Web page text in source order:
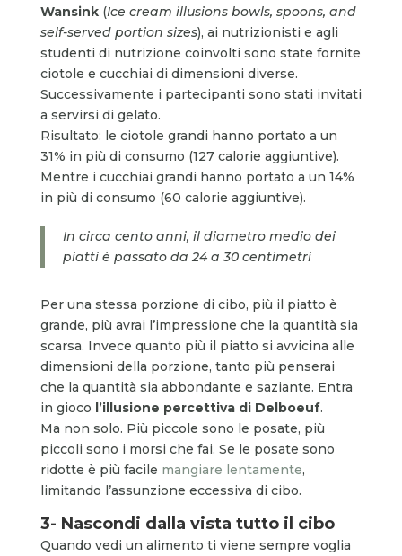
Wansink (Ice cream illusions bowls, spoons, and
self-served portion sizes), ai nutrizionisti e agli
studenti di nutrizione coinvolti sono state fornite
ciotole e cucchiai di dimensioni diverse.
Successivamente i partecipanti sono stati invitati
a servirsi di gelato.
Risultato: le ciotole grandi hanno portato a un
31% in più di consumo (127 calorie aggiuntive).
Mentre i cucchiai grandi hanno portato a un 14%
in più di consumo (60 calorie aggiuntive).
In circa cento anni, il diametro medio dei
piatti è passato da 24 a 30 centimetri
Per una stessa porzione di cibo, più il piatto è
grande, più avrai l’impressione che la quantità sia
scarsa. Invece quanto più il piatto si avvicina alle
dimensioni della porzione, tanto più penserai
che la quantità sia abbondante e saziante. Entra
in gioco l’illusione percettiva di Delboeuf.
Ma non solo. Più piccole sono le posate, più
piccoli sono i morsi che fai. Se le posate sono
ridotte è più facile mangiare lentamente,
limitando l’assunzione eccessiva di cibo.
3- Nascondi dalla vista tutto il cibo
Quando vedi un alimento ti viene sempre voglia